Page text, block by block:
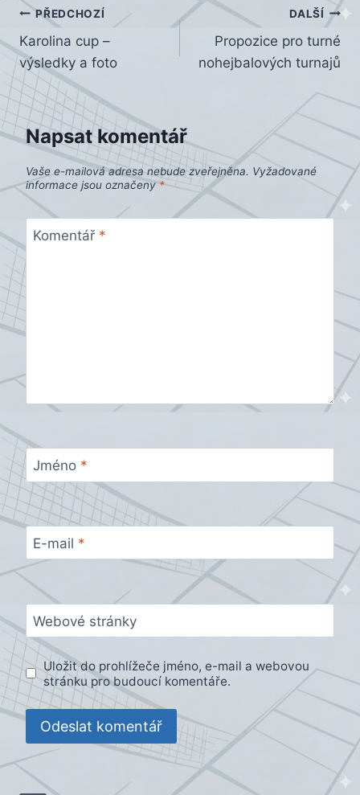
Navigace
pro
příspěvek
PŘEDCHOZÍ
Karolina cup –
výsledky a foto
DALŠÍ
Propozice pro turné
nohejbalových turnajů
Napsat komentář
Vaše e-mailová adresa nebude zveřejněna. Vyžadované
informace jsou označeny*
Komentář *
Jméno *
E-mail *
Webové stránky
Uložit do prohlížeče jméno, e-mail a webovou
stránku pro budoucí komentáře.